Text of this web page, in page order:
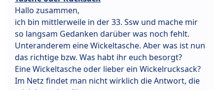
Hallo zusammen,
ich bin mittlerweile in der 33. Ssw und mache mir
so langsam Gedanken darüber was noch fehlt.
Unteranderem eine Wickeltasche. Aber was ist nun
das richtige bzw. Was habt ihr euch besorgt?
Eine Wickeltasche oder lieber ein Wickelrucksack?
Im Netz findet man nicht wirklich die Antwort, die